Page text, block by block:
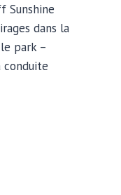
Sunshine
dans la
park –